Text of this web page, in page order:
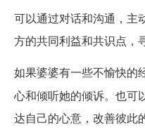
可以通过对话和沟通，主
方的共同利益和共识点，
如果婆婆有一些不愉快的
心和倾听她的倾诉。也可
达自己的心意，改善彼此